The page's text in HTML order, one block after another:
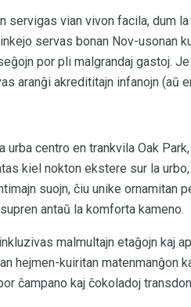
servigas vian vivon facila, dum
servas bonan Nov-usonan
por pli malgrandaj gastoj.
aranĝi akredititajn infanojn (aŭ
urba centro en trankvila Oak
kiel nokton ekstere sur la
suojn, ĉiu unike ornamitan
antaŭ la komforta kameno.
malmultajn etaĝojn kaj
hejmen-kuiritan matenmanĝon
ĉampano kaj ĉokoladoj